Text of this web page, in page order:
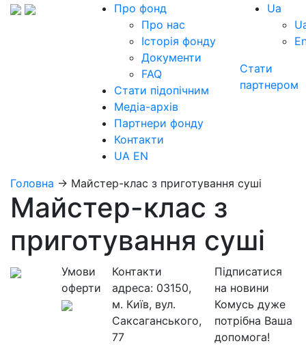
Про фонд
Про нас
Історія фонду
Документи
FAQ
Стати підопічним
Медіа-архів
Партнери фонду
Контакти
UA EN
Ua
Стати
партнером
Головна → Майстер-клас з приготування суші
Майстер-клас з
приготування суші
Умови
оферти
Контакти
адреса: 03150,
м. Київ, вул.
Саксаганського,
77
Підписатися
на новини
Комусь дуже
потрібна Ваша
допомога!